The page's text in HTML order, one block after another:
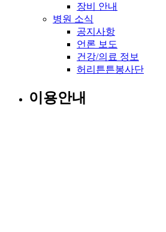
장비 안내
병원 소식
공지사항
언론 보도
건강/의료 정보
허리튼튼봉사단
이용안내